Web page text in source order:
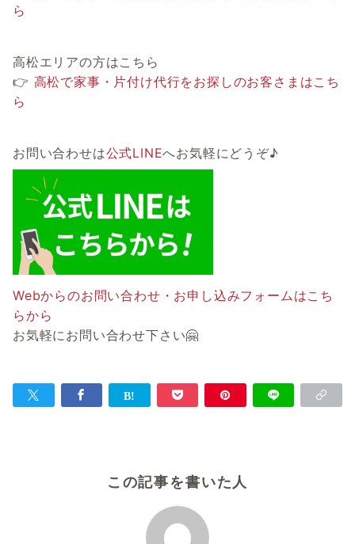
ら
高松エリアの方はこちら
👉 高松で家事・片付け代行をお探しのお客さまはこち
ら
お問い合わせは公式LINEへお気軽にどうぞ♪
Webからのお問い合わせ・お申し込みフォームはこち
らから
お気軽にお問い合わせ下さい🤗
この記事を書いた人